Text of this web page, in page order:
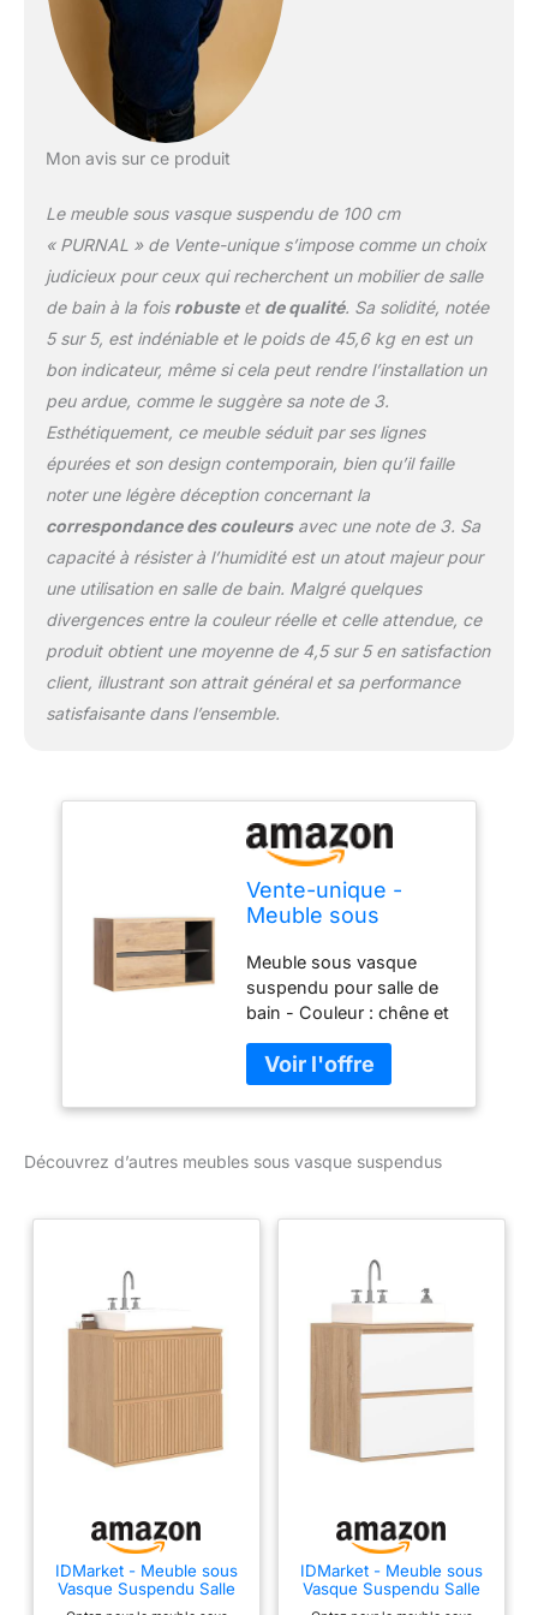
mélange de vintage et de
moderne. Inspiré des
lofts new-yorkais
installés dans
peut doter de verrières
lumière. Panneau de
particules : matériau
synthétique produit à
partir de particules de
bois agglomérées
(particules de bois
collées entre elles) par
une résine. En raison de
sa surface résistante et
non-poreuse, le panneau
nettoyer. Fabriqué
essentiellement à partir
de bois naturel sain. le
panneau de particules
friendly, facilement
recyclable. Vente-unique
: 94% de clients
Mon avis sur ce produit
Le meuble sous vasque suspendu de 100 cm
« PURNAL » de Vente-unique s’impose comme un choix
judicieux pour ceux qui recherchent un mobilier de salle
de bain à la fois robusteet de qualité. Sa solidité, notée
5 sur 5, est indéniable et le poids de 45,6 kg en est un
bon indicateur, même si cela peut rendre l’installation un
peu ardue, comme le suggère sa note de 3.
Esthétiquement, ce meuble séduit par ses lignes
épurées et son design contemporain, bien qu’il faille
noter une légère déception concernant la
correspondance des couleursavec une note de 3. Sa
capacité à résister à l’humidité est un atout majeur pour
une utilisation en salle de bain. Malgré quelques
divergences entre la couleur réelle et celle attendue, ce
produit obtient une moyenne de 4,5 sur 5 en satisfaction
client, illustrant son attrait général et sa performance
satisfaisante dans l’ensemble.
Vente-unique -
Meuble sous
Coloris Naturel -
100 cm - PURNAL
Meuble sous vasque
suspendu pour salle de
bain - Couleur : chêne et
industriel et
contemporain - 2 tiroirs
soft close et 2 niches de
vasque - L100 x
Meuble vasque Panneau
clair Le style industriel
privilégie les matières
béton et le métal et se
caractérise par un
mélange de vintage et de
installés dans
style industriel se
caractérise par des
espaces ouverts que l'on
peut doter de verrières
Découvrez d’autres meubles sous vasque suspendus
IDMarket - Meuble sous
Vasque Suspendu Salle
IDMarket - Meuble sous
Vasque Suspendu Salle